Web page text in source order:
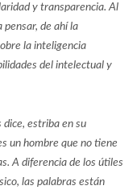
y transparencia. Al
pensar, de ahí la
la inteligencia
del intelectual y
dice, estriba en su
un hombre que no tiene
A diferencia de los útiles
las palabras están